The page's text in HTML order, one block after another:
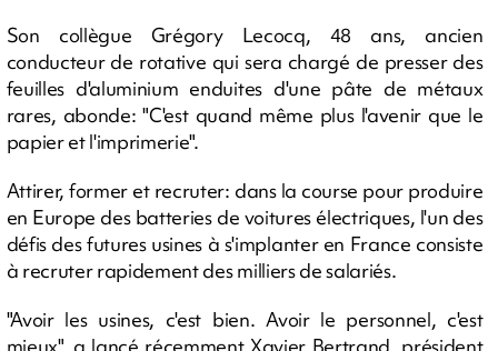
Son collègue Grégory Lecocq, 48 ans, ancien
conducteur de rotative qui sera chargé de presser des
feuilles d'aluminium enduites d'une pâte de métaux
rares, abonde: "C'est quand même plus l'avenir que le
papier et l'imprimerie".
Attirer, former et recruter: dans la course pour produire
en Europe des batteries de voitures électriques, l'un des
défis des futures usines à s'implanter en France consiste
à recruter rapidement des milliers de salariés.
"Avoir les usines, c'est bien. Avoir le personnel, c'est
mieux", a lancé récemment Xavier Bertrand, président